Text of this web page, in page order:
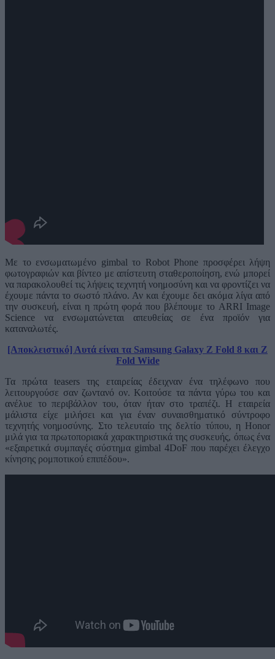
Με το ενσωματωμένο gimbal το Robot Phone προσφέρει λήψη
φωτογραφιών και βίντεο με απίστευτη σταθεροποίηση, ενώ μπορεί
να παρακολουθεί τις λήψεις τεχνητή νοημοσύνη και να φροντίζει να
έχουμε πάντα το σωστό πλάνο. Αν και έχουμε δει ακόμα λίγα από
την συσκευή, είναι η πρώτη φορά που βλέπουμε το ARRI Image
Science να ενσωματώνεται απευθείας σε ένα προϊόν για
καταναλωτές.
[Αποκλειστικό] Αυτά είναι τα Samsung Galaxy Z Fold 8 και Z
Fold Wide
Τα πρώτα teasers της εταιρείας έδειχναν ένα τηλέφωνο που
λειτουργούσε σαν ζωντανό ον. Κοιτούσε τα πάντα γύρω του και
ανέλυε το περιβάλλον του, όταν ήταν στο τραπέζι. Η εταιρεία
μάλιστα είχε μιλήσει και για έναν συναισθηματικό σύντροφο
τεχνητής νοημοσύνης. Στο τελευταίο της δελτίο τύπου, η Honor
μιλά για τα πρωτοποριακά χαρακτηριστικά της συσκευής, όπως ένα
«εξαιρετικά συμπαγές σύστημα gimbal 4DoF που παρέχει έλεγχο
κίνησης ρομποτικού επιπέδου».